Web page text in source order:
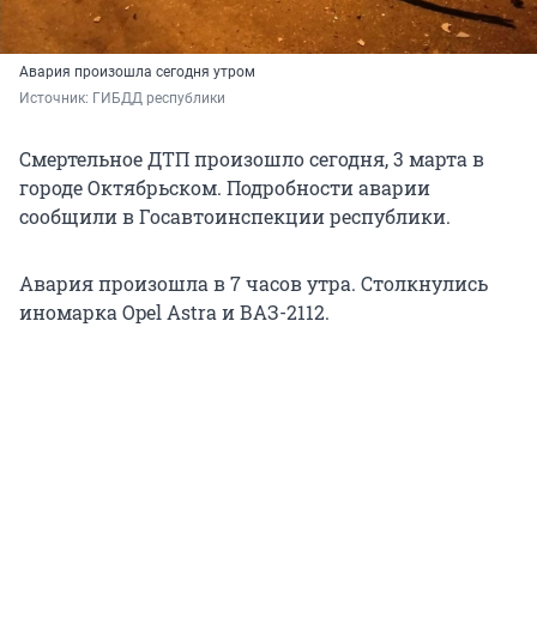
Авария произошла сегодня утром
Источник: ГИБДД республики
Смертельное ДТП произошло сегодня, 3 марта в
городе Октябрьском. Подробности аварии
сообщили в Госавтоинспекции республики.
Авария произошла в 7 часов утра. Столкнулись
иномарка Opel Astra и ВАЗ-2112.